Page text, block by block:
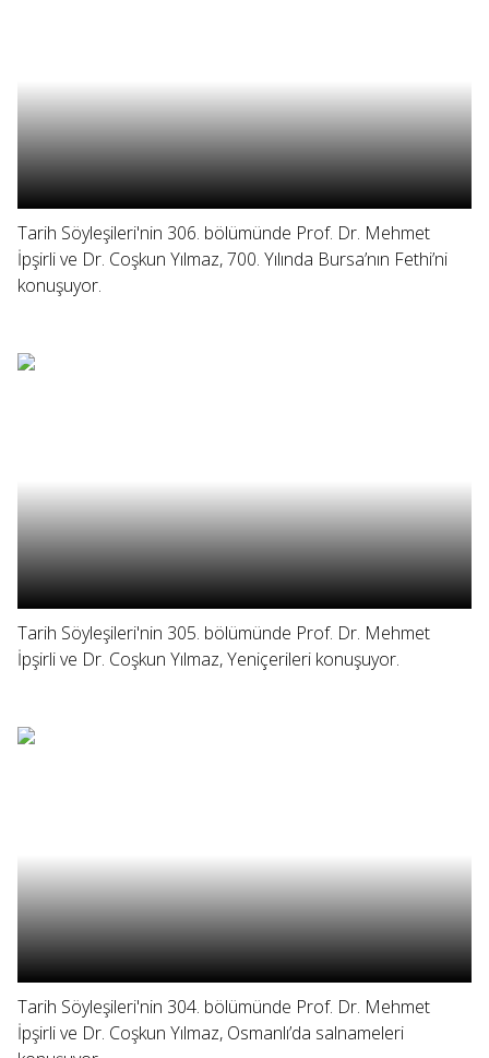
Tarih Söyleşileri'nin 306. bölümünde Prof. Dr. Mehmet
İpşirli ve Dr. Coşkun Yılmaz, 700. Yılında Bursa’nın Fethi’ni
konuşuyor.
Tarih Söyleşileri'nin 305. bölümünde Prof. Dr. Mehmet
İpşirli ve Dr. Coşkun Yılmaz, Yeniçerileri konuşuyor.
Tarih Söyleşileri'nin 304. bölümünde Prof. Dr. Mehmet
İpşirli ve Dr. Coşkun Yılmaz, Osmanlı’da salnameleri